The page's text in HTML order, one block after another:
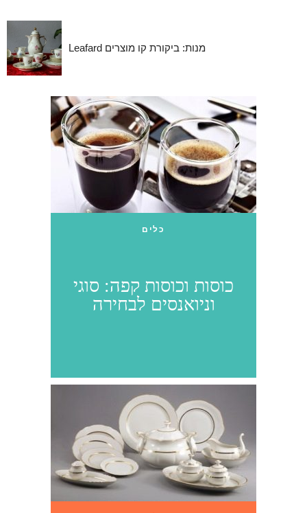
Leafard מנות: ביקורת קו מוצרים
כלים
כוסות וכוסות קפה: סוגי
וניואנסים לבחירה